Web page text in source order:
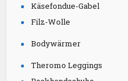
Käsefondue-Gabel
Filz-Wolle
Bodywärmer
Theromo Leggings